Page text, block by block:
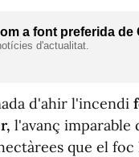
a font preferida de
d'actualitat.
d'ahir l'incendi
l'avanç imparable
que el